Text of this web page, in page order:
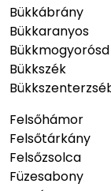
Bükkábrány
Bükkaranyos
Bükkmogyorósd
Bükkszék
Felsőhámor
Felsőtárkány
Felsőzsolca
Füzesabony